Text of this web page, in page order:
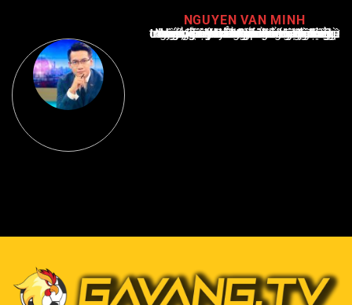
NGUYEN VAN MINH
Nguyễn Văn Minh là một trong những chuyên gia hàng đầu về báo cáo tin tức thể thao tại Việt Nam, với hơn 10 năm hoạt động trong ngành. Ông có kiến thức sâu rộng và kinh nghiệm đáng kể trong việc phân tích và báo cáo về các sự kiện thể thao hàng đầu. Sự hiểu biết sâu sắc của ông về ngành này đã giúp ông xây dựng uy tín và danh tiếng trong cộng đồng báo chí thể thao.